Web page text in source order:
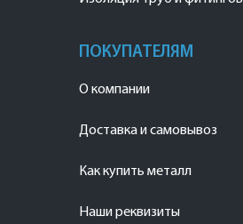
ПОКУПАТЕЛЯМ
О компании
Доставка и самовывоз
Как купить металл
Наши реквизиты